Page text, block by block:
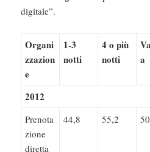
digitale”.
Organi
zzazion
e
1-3
notti
4 o più
notti
a
2012
Prenota
zione
diretta
44,8 55,2